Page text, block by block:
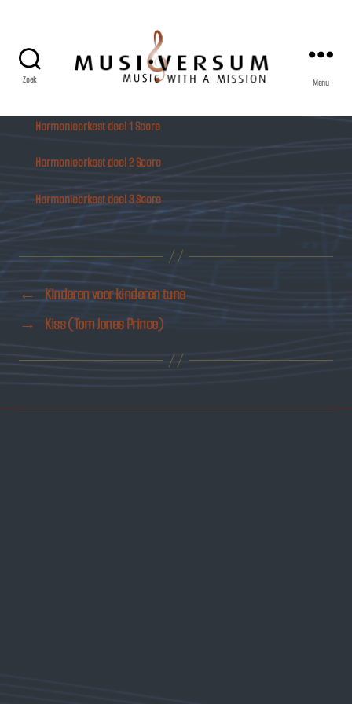
Zoek Menu
Harmonieorkest deel 1 Score
Harmonieorkest deel 2 Score
Harmonieorkest deel 3 Score
←
Kinderen voor kinderen tune
→
Kiss (Tom Jones Prince)